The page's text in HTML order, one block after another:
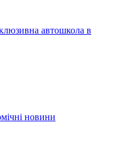
автошкола в
новини